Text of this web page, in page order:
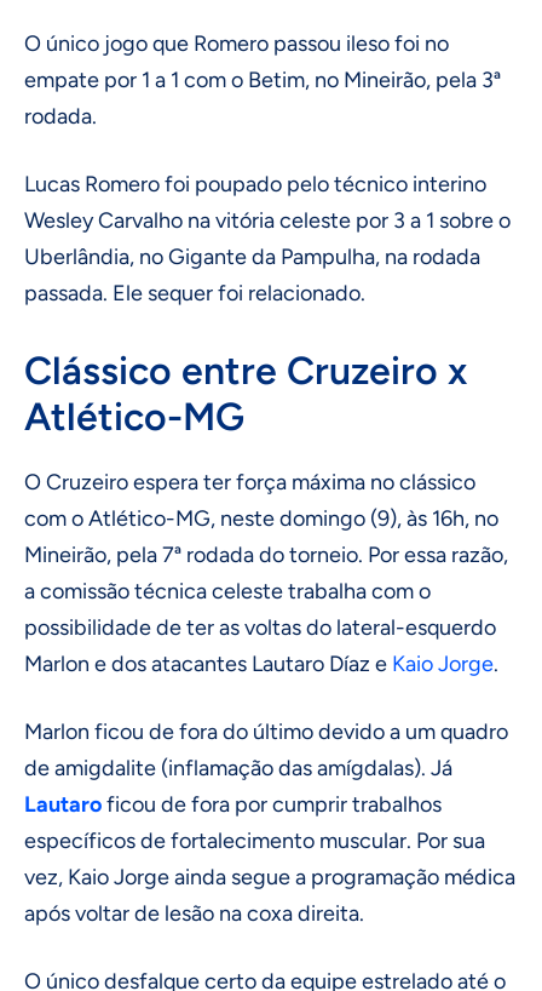
O único jogo que Romero passou ileso foi no
empate por 1 a 1 com o Betim, no Mineirão, pela 3ª
rodada.
Lucas Romero foi poupado pelo técnico interino
Wesley Carvalho na vitória celeste por 3 a 1 sobre o
Uberlândia, no Gigante da Pampulha, na rodada
passada. Ele sequer foi relacionado.
Clássico entre Cruzeiro x
Atlético-MG
O Cruzeiro espera ter força máxima no clássico
com o Atlético-MG, neste domingo (9), às 16h, no
Mineirão, pela 7ª rodada do torneio. Por essa razão,
a comissão técnica celeste trabalha com o
possibilidade de ter as voltas do lateral-esquerdo
Marlon e dos atacantes Lautaro Díaz e Kaio Jorge.
Marlon ficou de fora do último devido a um quadro
de amigdalite (inflamação das amígdalas). Já
Lautaroficou de fora por cumprir trabalhos
específicos de fortalecimento muscular. Por sua
vez, Kaio Jorge ainda segue a programação médica
após voltar de lesão na coxa direita.
O único desfalque certo da equipe estrelado até o